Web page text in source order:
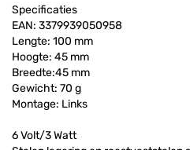
Specificaties
EAN: 3379939050958
Lengte: 100 mm
Hoogte: 45 mm
Breedte:45 mm
Gewicht: 70 g
Montage: Links
6 Volt/3 Watt